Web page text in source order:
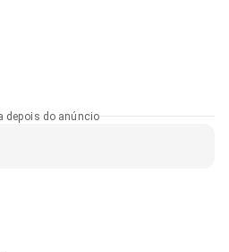
depois do anúncio